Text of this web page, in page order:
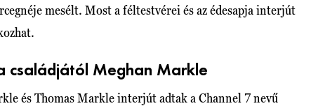
mesélt. Most a féltestvérei és az édesapja interjút
családjától Meghan Markle
és Thomas Markle interjút adtak a Channel 7 nevű